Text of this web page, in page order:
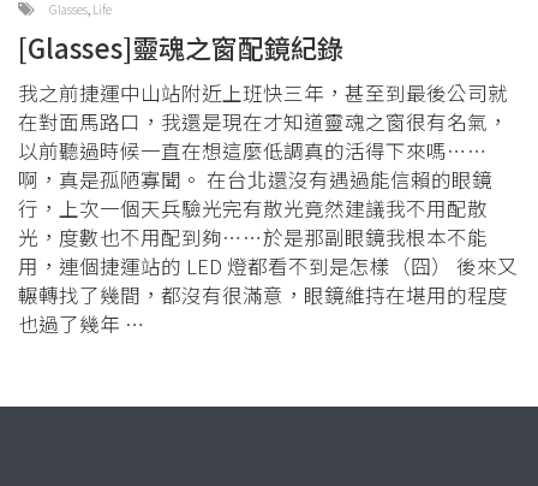
Glasses, Life
[Glasses]靈魂之窗配鏡紀錄
我之前捷運中山站附近上班快三年，甚至到最後公司就
在對面馬路口，我還是現在才知道靈魂之窗很有名氣，
以前聽過時候一直在想這麼低調真的活得下來嗎⋯⋯
啊，真是孤陋寡聞。 在台北還沒有遇過能信賴的眼鏡
行，上次一個天兵驗光完有散光竟然建議我不用配散
光，度數也不用配到夠⋯⋯於是那副眼鏡我根本不能
用，連個捷運站的 LED 燈都看不到是怎樣（囧） 後來又
輾轉找了幾間，都沒有很滿意，眼鏡維持在堪用的程度
也過了幾年 …